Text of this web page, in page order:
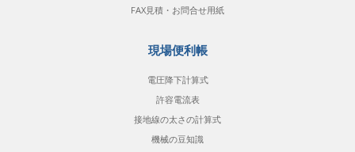
FAX見積・お問合せ用紙
現場便利帳
電圧降下計算式
許容電流表
接地線の太さの計算式
機械の豆知識